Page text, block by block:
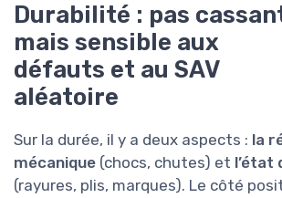
Durabilité : pas
mais sensible aux
défauts et au SAV
aléatoire
Sur la durée, il y a deux aspects : la
mécanique (chocs, chutes) et l’état
(rayures, plis, marques). Le côté